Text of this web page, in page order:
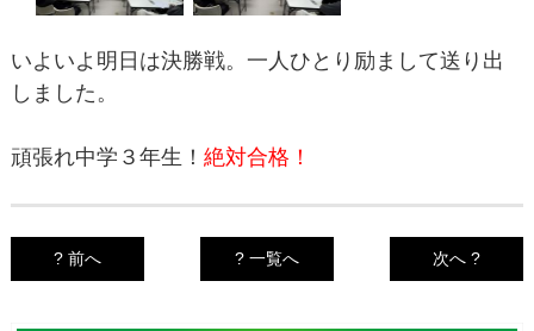
いよいよ明日は決勝戦。一人ひとり励まして送り出
しました。
頑張れ中学３年生！ 絶対合格！
? 前へ ? 一覧へ 次へ ?